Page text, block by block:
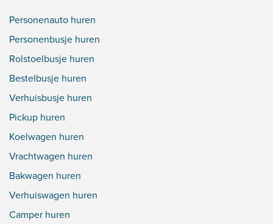
Personenauto huren
Personenbusje huren
Rolstoelbusje huren
Bestelbusje huren
Verhuisbusje huren
Pickup huren
Koelwagen huren
Vrachtwagen huren
Bakwagen huren
Verhuiswagen huren
Camper huren